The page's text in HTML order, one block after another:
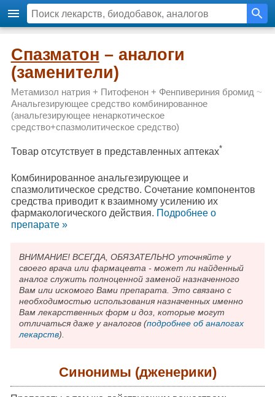
Спазматон – аналоги
(заменители)
Метамизол натрия + Питофенон + Фенпивериния бромид ~
Анальгезирующее средство комбинированное
(анальгезирующее ненаркотическое
средство+спазмолитическое средство)
Товар отсутствует в представленных аптеках*
Комбинированное анальгезирующее и
спазмолитическое средство. Сочетание компонентов
средства приводит к взаимному усилению их
фармакологического действия. Подробнee о
препарате »
ВНИМАНИЕ! ВСЕГДА, ОБЯЗАТЕЛЬНО уточняйте у
своего врача или фармацевта - может ли найденный
аналог служить полноценной заменой назначенного
Вам или искомого Вами препарата. Это связано с
необходимостью использования назначенных именно
Вам лекарственных форм и доз, которые могут
отличаться даже у аналогов (подробнее об аналогах
лекарств).
Синонимы (дженерики)